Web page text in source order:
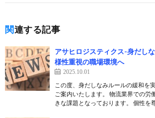
関連する記事
アサヒロジスティクス-身だし
様性重視の職場環境へ
2025.10.01
この度、身だしなみルールの緩和を
ご案内いたします。 物流業界での労
きな課題となっております。 個性を